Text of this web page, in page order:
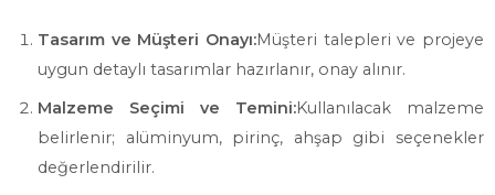
Tasarım ve Müşteri Onayı:Müşteri talepleri ve projeye
uygun detaylı tasarımlar hazırlanır, onay alınır.
Malzeme Seçimi ve Temini:Kullanılacak malzeme
belirlenir; alüminyum, pirinç, ahşap gibi seçenekler
değerlendirilir.